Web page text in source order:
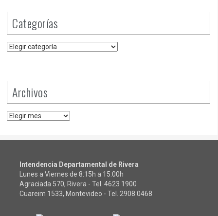
Categorías
Categorías
Archivos
Archivos
Intendencia Departamental de Rivera
Lunes a Viernes de 8:15h a 15:00h
Agraciada 570, Rivera - Tel. 4623 1900
Cuareim 1533, Montevideo - Tel. 2908 0468